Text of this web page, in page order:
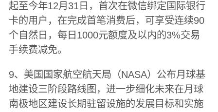
起至今年12月31日，首次在微信绑定国际银行
卡的用户，在完成首笔消费后，可享受连续90
个自然日，每日1000元额度及以内的3%交易
手续费减免。
9、美国国家航空航天局（NASA）公布月球基
地建设三阶段路线图，进一步细化未来在月球
南极地区建设长期驻留设施的发展目标和实施